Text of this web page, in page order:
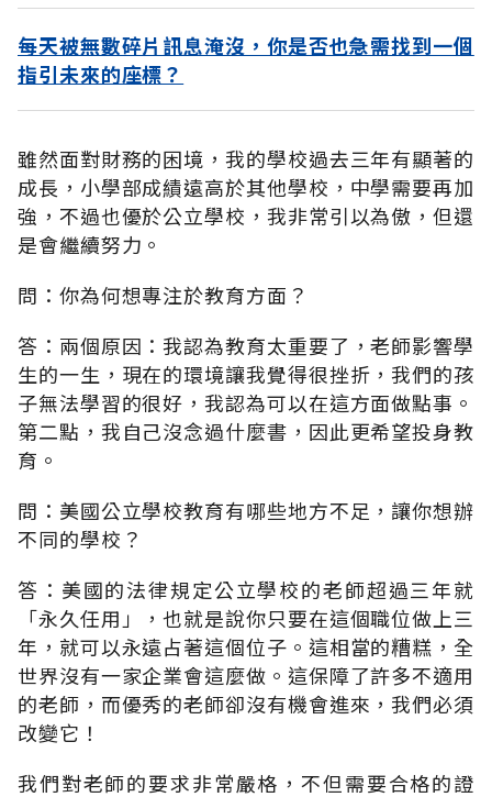
每天被無數碎片訊息淹沒，你是否也急需找到一個
指引未來的座標？
雖然面對財務的困境，我的學校過去三年有顯著的
成長，小學部成績遠高於其他學校，中學需要再加
強，不過也優於公立學校，我非常引以為傲，但還
是會繼續努力。
問：你為何想專注於教育方面？
答：兩個原因：我認為教育太重要了，老師影響學
生的一生，現在的環境讓我覺得很挫折，我們的孩
子無法學習的很好，我認為可以在這方面做點事。
第二點，我自己沒念過什麼書，因此更希望投身教
育。
問：美國公立學校教育有哪些地方不足，讓你想辦
不同的學校？
答：美國的法律規定公立學校的老師超過三年就
「永久任用」，也就是說你只要在這個職位做上三
年，就可以永遠占著這個位子。這相當的糟糕，全
世界沒有一家企業會這麼做。這保障了許多不適用
的老師，而優秀的老師卻沒有機會進來，我們必須
改變它！
我們對老師的要求非常嚴格，不但需要合格的證